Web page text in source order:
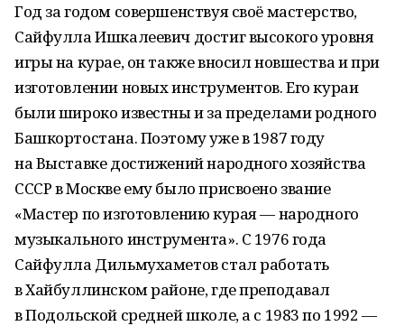
Год за годом совершенствуя своё мастерство,
Сайфулла Ишкалеевич достиг высокого уровня
игры на курае, он также вносил новшества и при
изготовлении новых инструментов. Его кураи
были широко известны и за пределами родного
Башкортостана. Поэтому уже в 1987 году
на Выставке достижений народного хозяйства
СССР в Москве ему было присвоено звание
«Мастер по изготовлению курая — народного
музыкального инструмента». С 1976 года
Сайфулла Дильмухаметов стал работать
в Хайбуллинском районе, где преподавал
в Подольской средней школе, а с 1983 по 1992 —